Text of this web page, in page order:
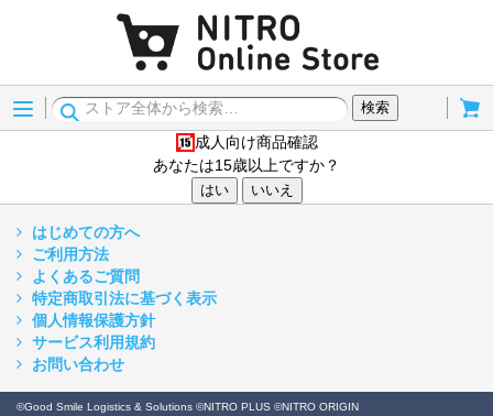
Menu
検索
15歳以上
成人向け商品確認
あなたは15歳以上ですか？
はい いいえ
はじめての方へ
ご利用方法
よくあるご質問
特定商取引法に基づく表示
個人情報保護方針
サービス利用規約
お問い合わせ
©Good Smile Logistics & Solutions ©NITRO PLUS ©NITRO ORIGIN